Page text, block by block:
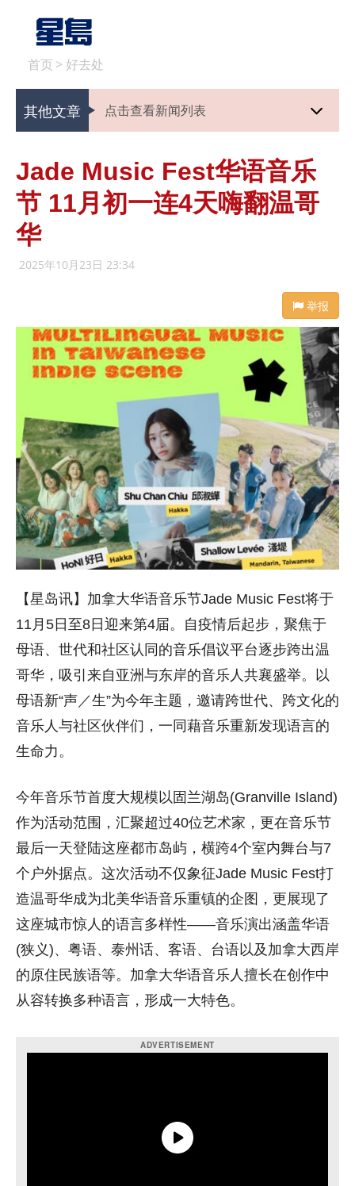
首页 > 好去处
其他文章 点击查看新闻列表
Jade Music Fest华语音乐
节 11月初一连4天嗨翻温哥
华
2025年10月23日 23:34
举报
【星岛讯】加拿大华语音乐节Jade Music Fest将于
11月5日至8日迎来第4届。自疫情后起步，聚焦于
母语、 世代和社区认同的音乐倡议平台逐步跨出温
哥华， 吸引来自亚洲与东岸的音乐人共襄盛举。以
母语新“声／生”为今年主题，邀请跨世代、跨文化的
音乐人与社区伙伴们， 一同藉音乐重新发现语言的
生命力。
今年音乐节首度大规模以固兰湖岛(Granville Island)
作为活动范围，汇聚超过40位艺术家， 更在音乐节
最后一天登陆这座都市岛屿，横跨4个室内舞台与7
个户外据点。这次活动不仅象征Jade Music Fest打
造温哥华成为北美华语音乐重镇的企图， 更展现了
这座城市惊人的语言多样性——音乐演出涵盖华语
(狭义)、粤语、泰州话、客语、台语以及加拿大西岸
的原住民族语等。 加拿大华语音乐人擅长在创作中
从容转换多种语言，形成一大特色。